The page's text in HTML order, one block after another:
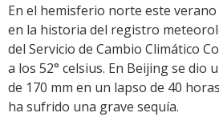
En el hemisferio norte este
en la historia del registro
del Servicio de Cambio Climático
a los 52° celsius. En Beijing se dio
de 170 mm en un lapso de 40
ha sufrido una grave sequía.